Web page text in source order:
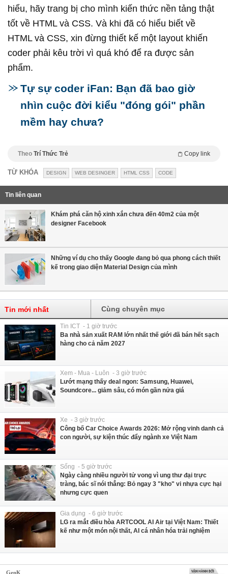
hiểu, hãy trang bị cho mình kiến thức nền tảng thật
tốt về HTML và CSS. Và khi đã có hiểu biết về
HTML và CSS, xin đừng thiết kế một layout khiến
coder phải kêu trời vì quá khó để ra được sản
phẩm.
Tự sự coder iFan: Bạn đã bao giờ
nhìn cuộc đời kiểu "đóng gói" phần
mềm hay chưa?
Theo Trí Thức Trẻ Copy link
TỪ KHÓA DESIGN WEB DESINGER HTML CSS CODE
Tin liên quan
Khám phá căn hộ xinh xắn chưa đến 40m2 của một
designer Facebook
Những ví dụ cho thấy Google đang bỏ qua phong cách thiết
kế trong giao diện Material Design của mình
Tin mới nhất Cùng chuyên mục
Tin ICT - 1 giờ trước
Ba nhà sản xuất RAM lớn nhất thế giới đã bán hết sạch
hàng cho cả năm 2027
Xem - Mua - Luôn - 3 giờ trước
Lướt mạng thấy deal ngon: Samsung, Huawei,
Soundcore... giảm sâu, có món gần nửa giá
Xe - 3 giờ trước
Công bố Car Choice Awards 2026: Mở rộng vinh danh cả
con người, sự kiện thúc đẩy ngành xe Việt Nam
Sống - 5 giờ trước
Ngày càng nhiều người tử vong vì ung thư đại trực
tràng, bác sĩ nói thẳng: Bỏ ngay 3 "kho" vi nhựa cực hại
nhưng cực quen
Gia dụng - 6 giờ trước
LG ra mắt điều hòa ARTCOOL AI Air tại Việt Nam: Thiết
kế như một món nội thất, AI cá nhân hóa trải nghiệm
GenK